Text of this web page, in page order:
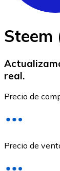
Ethereum
ETH
Steem
real.
Precio de
Precio de